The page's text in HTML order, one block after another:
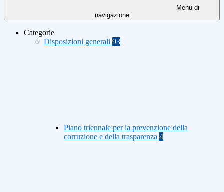
Menu di
navigazione
Categorie
Disposizioni generali 93
Piano triennale per la prevenzione della
corruzione e della trasparenza 4